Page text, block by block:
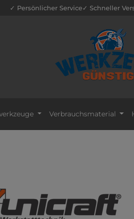
✓ Persönlicher Service✓ Schneller
Verbrauchsmaterial